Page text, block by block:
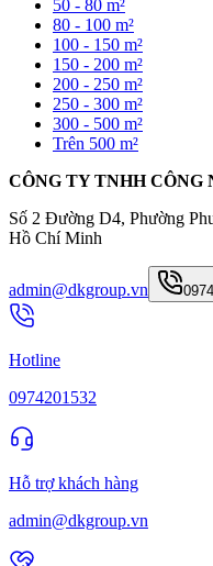
50 - 80 m²
80 - 100 m²
100 - 150 m²
150 - 200 m²
200 - 250 m²
250 - 300 m²
300 - 500 m²
Trên 500 m²
CÔNG TY TNHH CÔNG
Số 2 Đường D4, Phường
Hồ Chí Minh
admin@dkgroup.vn
Hotline
0974201532
Hỗ trợ khách hàng
admin@dkgroup.vn